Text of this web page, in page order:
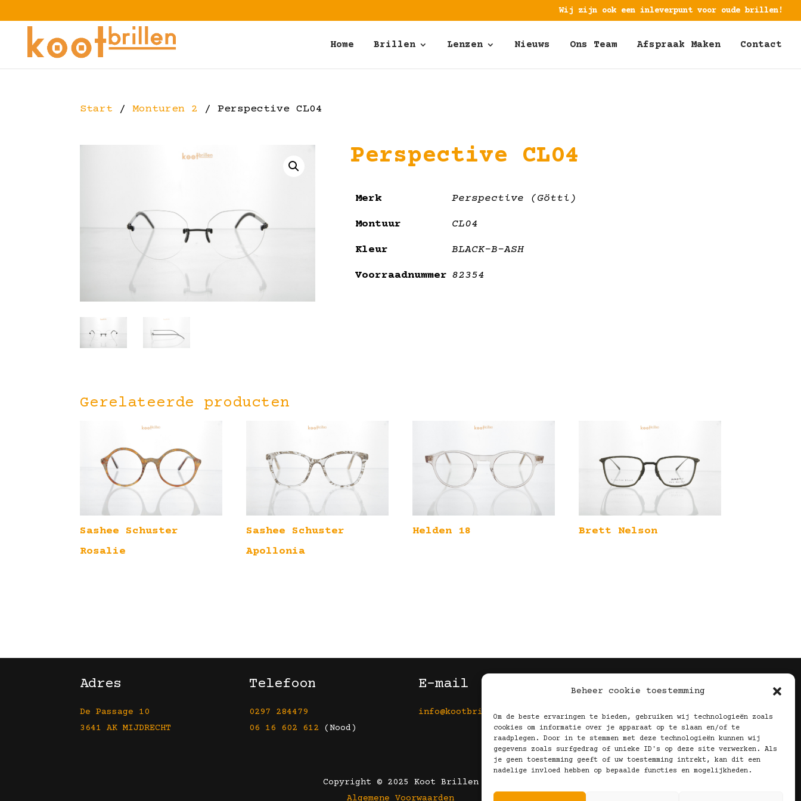
Beheer cookie toestemming
Om de beste ervaringen te bieden, gebruiken wij technologieën zoals
cookies om informatie over je apparaat op te slaan en/of te
raadplegen. Door in te stemmen met deze technologieën kunnen wij
gegevens zoals surfgedrag of unieke ID's op deze site verwerken. Als
je geen toestemming geeft of uw toestemming intrekt, kan dit een
nadelige invloed hebben op bepaalde functies en mogelijkheden.
Wij zijn ook een inleverpunt voor oude brillen!
Home Brillen Lenzen Nieuws Ons Team Afspraak Maken Contact
Start /Monturen 2 / Perspective CL04
Perspective CL04
Merk Perspective (Götti)
Montuur CL04
Kleur BLACK-B-ASH
Voorraadnummer 82354
Gerelateerde producten
Sashee Schuster
Rosalie
Sashee Schuster
Apollonia
Helden 18 Brett Nelson
Adres
De Passage 10
3641 AK MIJDRECHT
Telefoon
0297 284479
06 16 602 612 (Nood)
E-mail
info@kootbrillen.nl
Volg Ons!
Copyright © 2025 Koot Brillen
Algemene Voorwaarden